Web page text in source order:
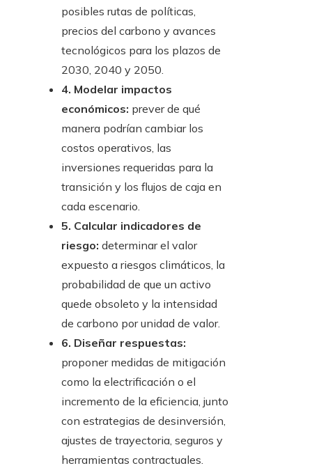
posibles rutas de políticas,
precios del carbono y avances
tecnológicos para los plazos de
2030, 2040 y 2050.
4. Modelar impactos
económicos: prever de qué
manera podrían cambiar los
costos operativos, las
inversiones requeridas para la
transición y los flujos de caja en
cada escenario.
5. Calcular indicadores de
riesgo: determinar el valor
expuesto a riesgos climáticos, la
probabilidad de que un activo
quede obsoleto y la intensidad
de carbono por unidad de valor.
6. Diseñar respuestas:
proponer medidas de mitigación
como la electrificación o el
incremento de la eficiencia, junto
con estrategias de desinversión,
ajustes de trayectoria, seguros y
herramientas contractuales.